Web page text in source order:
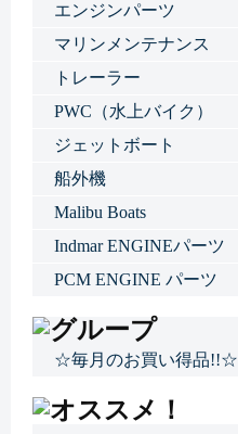
エンジンパーツ
マリンメンテナンス
トレーラー
PWC（水上バイク）
ジェットボート
船外機
Malibu Boats
Indmar ENGINEパーツ
PCM ENGINE パーツ
☆毎月のお買い得品!!☆